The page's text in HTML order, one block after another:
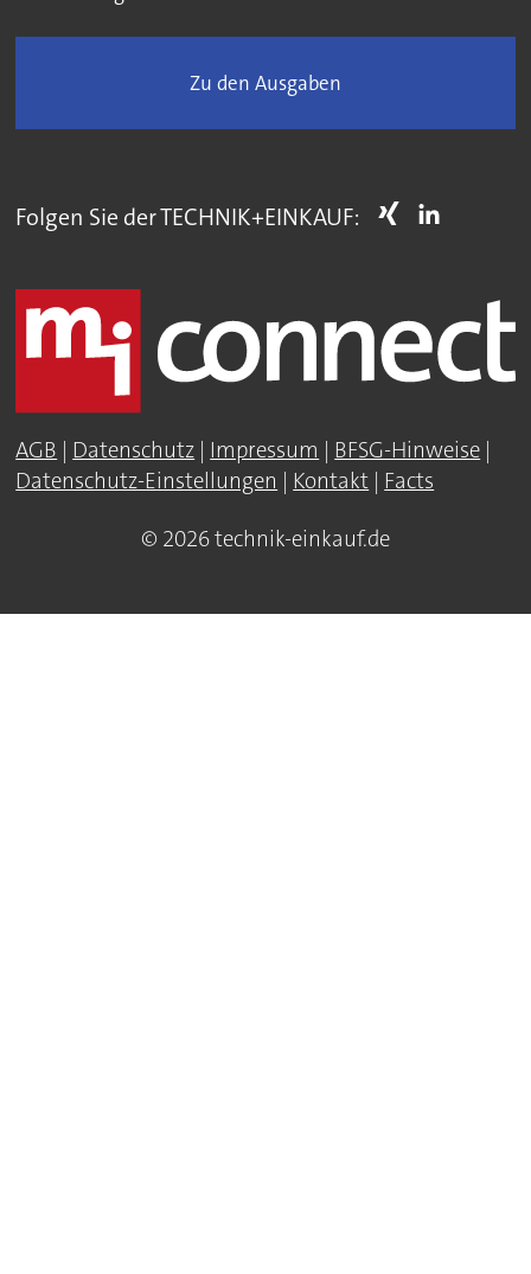
Zu den Ausgaben
Folgen Sie der TECHNIK+EINKAUF:
AGB | Datenschutz | Impressum | BFSG-Hinweise |
Datenschutz-Einstellungen | Kontakt | Facts
© 2026 technik-einkauf.de